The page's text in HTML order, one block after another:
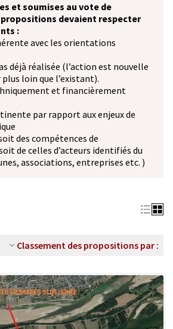
et soumises au vote de
devaient respecter
:
avec les orientations
déjà réalisée (l’action est nouvelle
loin que l’existant).
et financièrement
par rapport aux enjeux de
des compétences de
de celles d’acteurs identifiés du
associations, entreprises etc. )
Classement des propositions par :